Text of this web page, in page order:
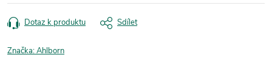
Dotaz k produktu Sdílet
Značka:Ahlborn